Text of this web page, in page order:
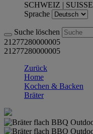
SCHWEIZ | SUISSE
Sprache
Suche löschen
21277280000005
21277280000005
Zurück
Home
Kochen & Backen
Bräter